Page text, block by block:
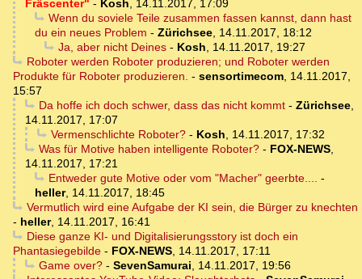
Fräscenter" - Kosh, 14.11.2017, 17:09
Wenn du soviele Teile zusammen fassen kannst, dann hast
du ein neues Problem - Zürichsee, 14.11.2017, 18:12
Ja, aber nicht Deines- Kosh, 14.11.2017, 19:27
Roboter werden Roboter produzieren; und Roboter werden
Produkte für Roboter produzieren. - sensortimecom, 14.11.2017,
15:57
Da hoffe ich doch schwer, dass das nicht kommt- Zürichsee,
14.11.2017, 17:07
Vermenschlichte Roboter?- Kosh, 14.11.2017, 17:32
Was für Motive haben intelligente Roboter?- FOX-NEWS,
14.11.2017, 17:21
Entweder gute Motive oder vom "Macher" geerbte.... -
heller, 14.11.2017, 18:45
Vermutlich wird eine Aufgabe der KI sein, die Bürger zu knechten
- heller, 14.11.2017, 16:41
Diese ganze KI- und Digitalisierungsstory ist doch ein
Phantasiegebilde - FOX-NEWS, 14.11.2017, 17:11
Game over?- SevenSamurai, 14.11.2017, 19:56